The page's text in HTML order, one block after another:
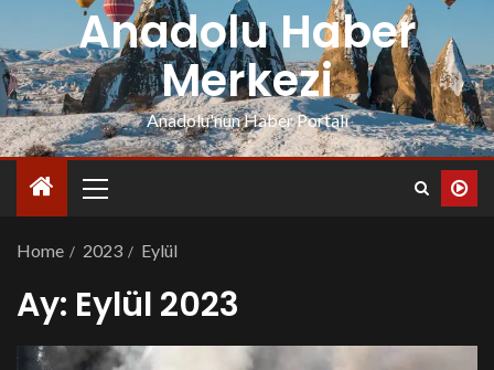
Anadolu Haber
Merkezi
Anadolu'nun Haber Portalı
Home 2023 Eylül
Ay: Eylül 2023